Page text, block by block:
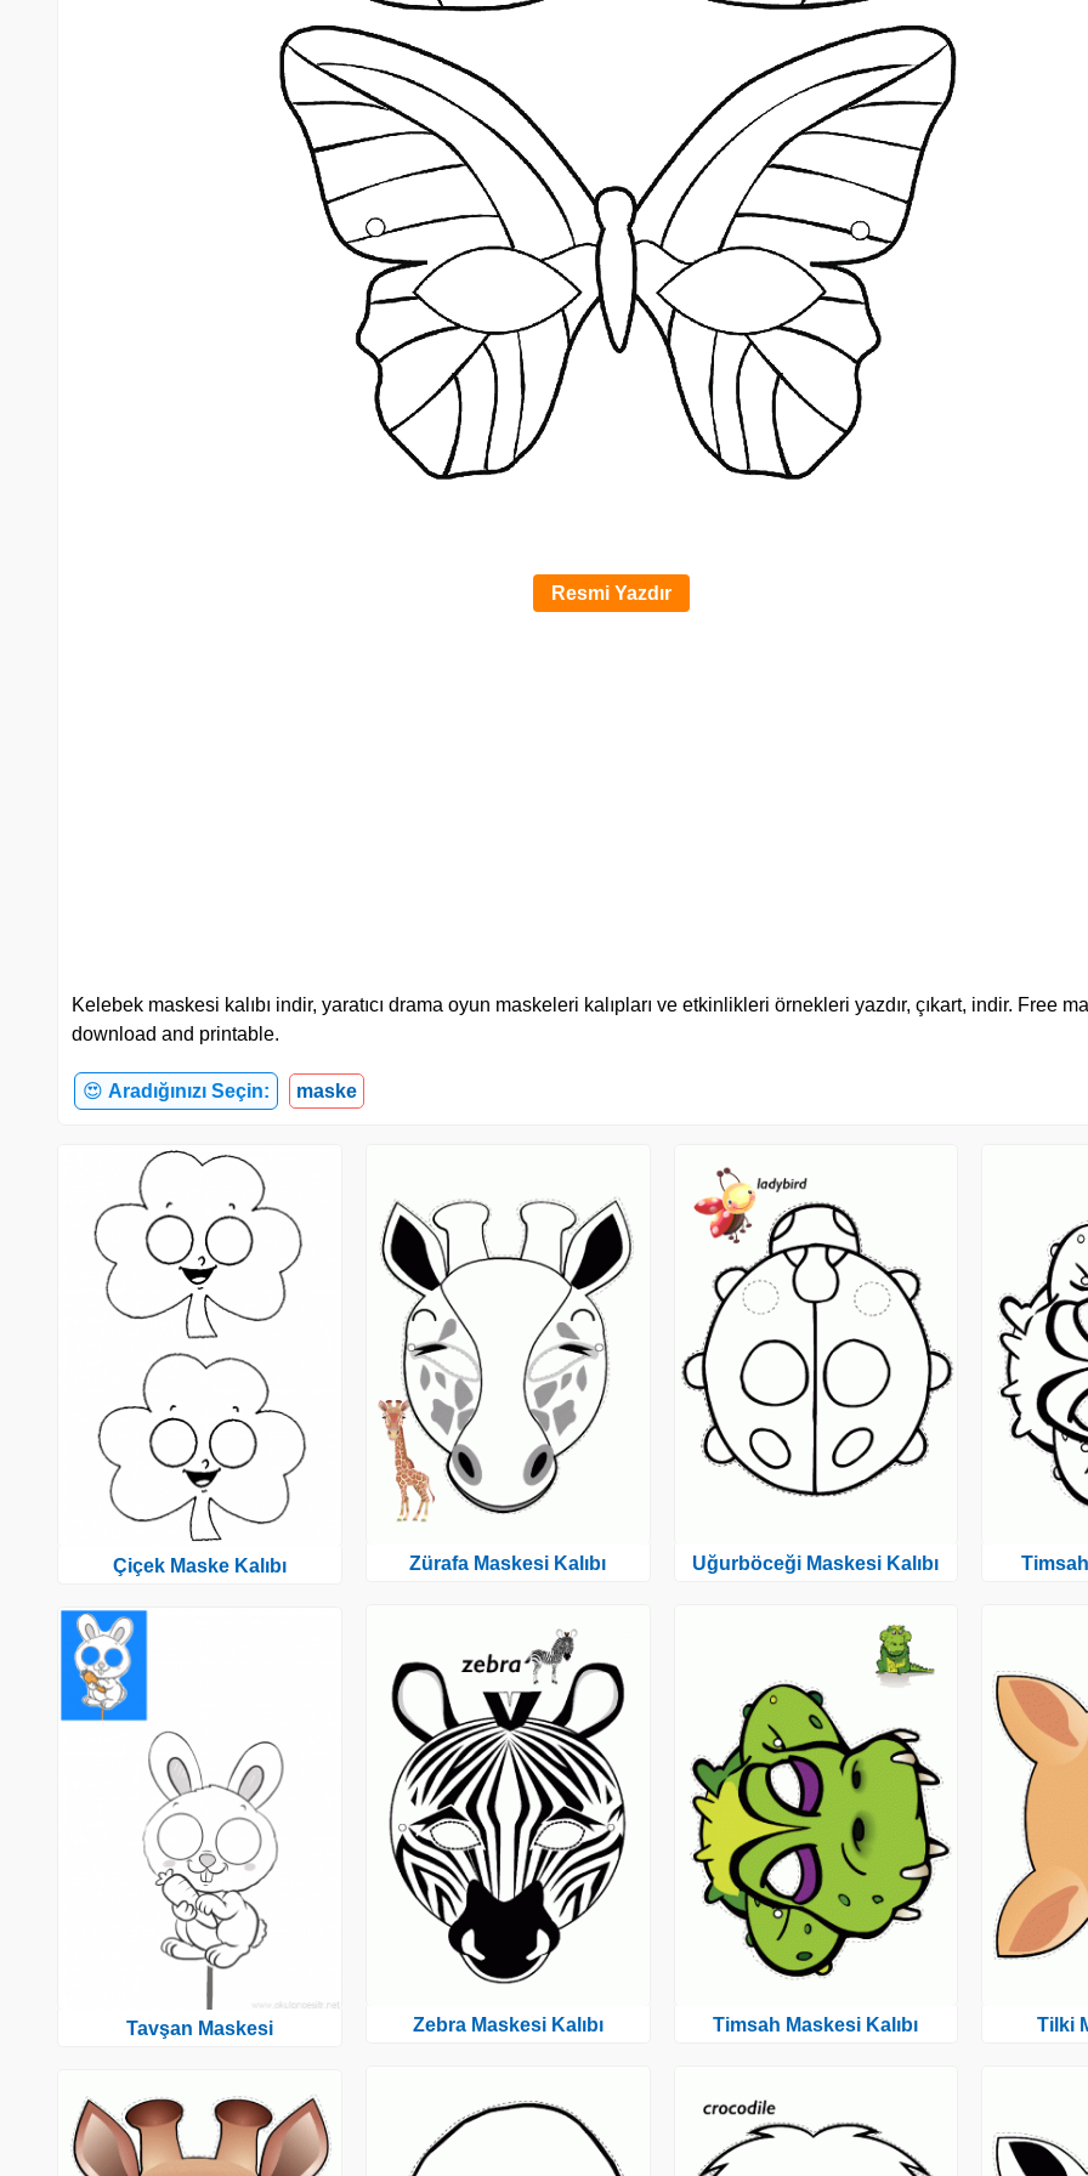
Resmi Yazdır
Kelebek maskesi kalıbı indir, yaratıcı drama oyun maskeleri kalıpları ve etkinlikleri örnekleri yazdır, çıkart, indir. Free
download and printable.
😍 Aradığınızı Seçin: maske
Çiçek Maske Kalıbı
Tavşan Maskesi
Zürafa Maskesi Kalıbı
Zebra Maskesi Kalıbı
Uğurböceği Maskesi Kalıbı
Timsah Maskesi Kalıbı Tilki